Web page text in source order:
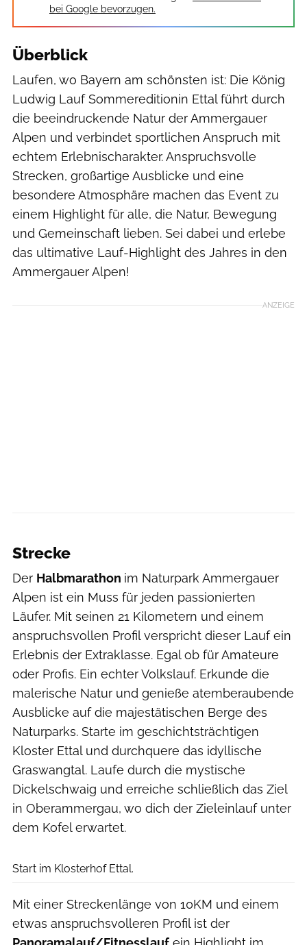
bei Google bevorzugen.
Überblick
Laufen, wo Bayern am schönsten ist: Die König
Ludwig Lauf Sommereditionin Ettal führt durch
die beeindruckende Natur der Ammergauer
Alpen und verbindet sportlichen Anspruch mit
echtem Erlebnischarakter. Anspruchsvolle
Strecken, großartige Ausblicke und eine
besondere Atmosphäre machen das Event zu
einem Highlight für alle, die Natur, Bewegung
und Gemeinschaft lieben. Sei dabei und erlebe
das ultimative Lauf-Highlight des Jahres in den
Ammergauer Alpen!
ANZEIGE
Strecke
Der Halbmarathon im Naturpark Ammergauer
Alpen ist ein Muss für jeden passionierten
Läufer. Mit seinen 21 Kilometern und einem
anspruchsvollen Profil verspricht dieser Lauf ein
Erlebnis der Extraklasse. Egal ob für Amateure
oder Profis. Ein echter Volkslauf. Erkunde die
malerische Natur und genieße atemberaubende
Ausblicke auf die majestätischen Berge des
Naturparks. Starte im geschichtsträchtigen
Kloster Ettal und durchquere das idyllische
Graswangtal. Laufe durch die mystische
Dickelschwaig und erreiche schließlich das Ziel
in Oberammergau, wo dich der Zieleinlauf unter
dem Kofel erwartet.
Start im Klosterhof Ettal.
Mit einer Streckenlänge von 10KM und einem
etwas anspruchsvolleren Profil ist der